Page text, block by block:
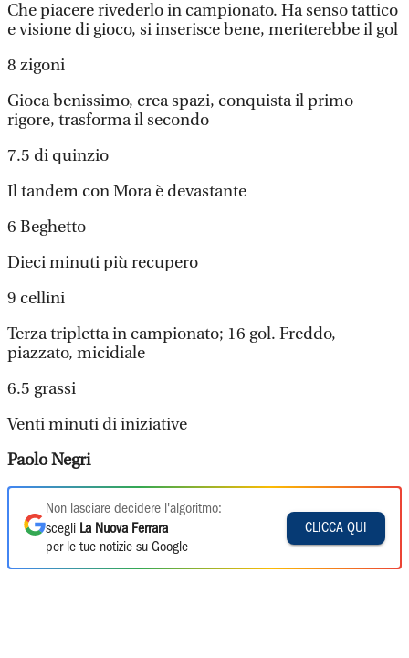
Che piacere rivederlo in campionato. Ha senso tattico
e visione di gioco, si inserisce bene, meriterebbe il gol
8 zigoni
Gioca benissimo, crea spazi, conquista il primo
rigore, trasforma il secondo
7.5 di quinzio
Il tandem con Mora è devastante
6 Beghetto
Dieci minuti più recupero
9 cellini
Terza tripletta in campionato; 16 gol. Freddo,
piazzato, micidiale
6.5 grassi
Venti minuti di iniziative
Paolo Negri
Non lasciare decidere l'algoritmo:
scegli La Nuova Ferrara
per le tue notizie su Google
CLICCA QUI